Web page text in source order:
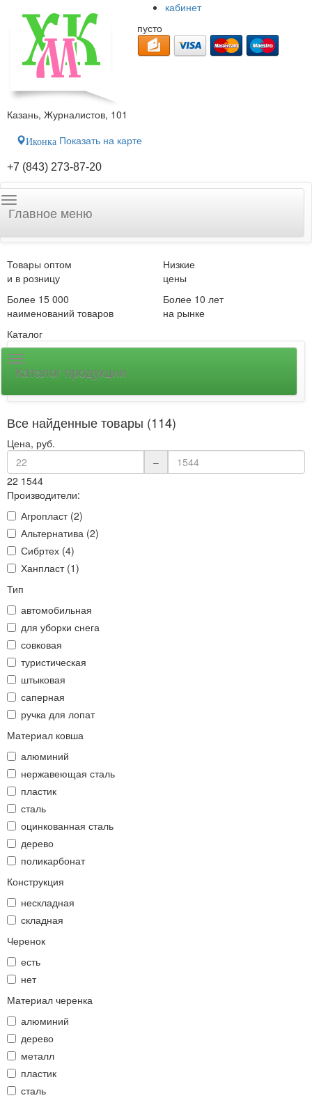
кабинет
пусто
Казань, Журналистов, 101
Иконка Показать на карте
+7 (843) 273-87-20
Главное меню
Товары оптом
и в розницу
Низкие
цены
Более 15 000
наименований товаров
Более 10 лет
на рынке
Каталог
Каталог продукции
Все найденные товары (114)
Цена, руб.
–
22 1544
Производители:
Агропласт (2)
Альтернатива (2)
Сибртех (4)
Ханпласт (1)
Тип
автомобильная
для уборки снега
совковая
туристическая
штыковая
саперная
ручка для лопат
Материал ковша
алюминий
нержавеющая сталь
пластик
сталь
оцинкованная сталь
дерево
поликарбонат
Конструкция
нескладная
складная
Черенок
есть
нет
Материал черенка
алюминий
дерево
металл
пластик
сталь